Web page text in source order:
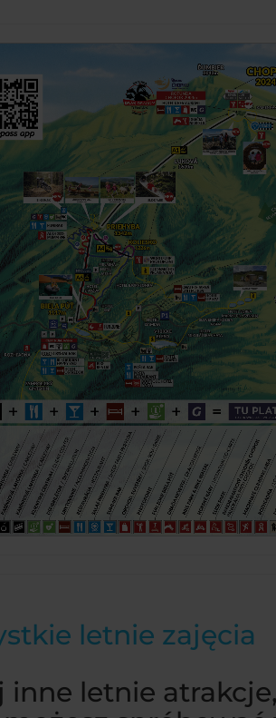
letnie zajęcia
inne letnie